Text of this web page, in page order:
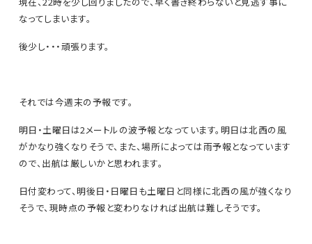
なってしまいます。
後少し・・・頑張ります。
それでは今週末の予報です。
明日・土曜日は2メートルの波予報となっています。明日は北西の風
がかなり強くなりそうで、また、場所によっては雨予報となっています
ので、出航は厳しいかと思われます。
日付変わって、明後日・日曜日も土曜日と同様に北西の風が強くなり
そうで、現時点の予報と変わりなければ出航は難しそうです。